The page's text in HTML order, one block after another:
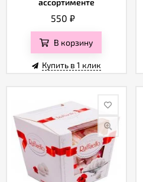
ассортименте
550 ₽
В корзину
Купить в 1 клик